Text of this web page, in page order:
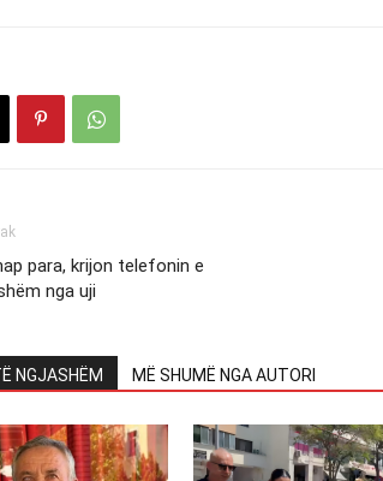
para, krijon telefonin e
nga uji
NGJASHËM MË SHUMË NGA AUTORI